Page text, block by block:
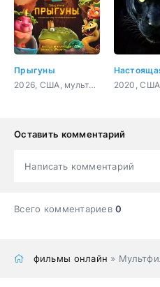
Прыгуны
2026, США, мультфильм, фантастика, комедия, приключения, семейный
Оставить комментарий
Написать комментарий
Всего комментариев0
фильмы онлайн »